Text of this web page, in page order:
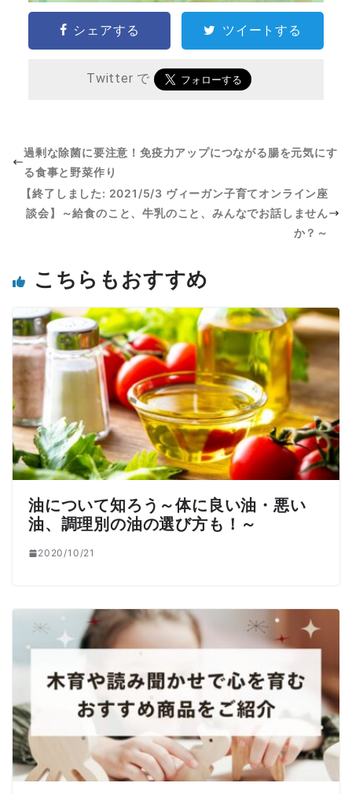
シェアする ツイートする
Twitter で
過剰な除菌に要注意！免疫力アップにつながる腸を元気にす
る食事と野菜作り
【終了しました: 2021/5/3 ヴィーガン子育てオンライン座
談会】～給食のこと、牛乳のこと、みんなでお話しません
か？～
こちらもおすすめ
油について知ろう～体に良い油・悪い
油、調理別の油の選び方も！～
2020/10/21